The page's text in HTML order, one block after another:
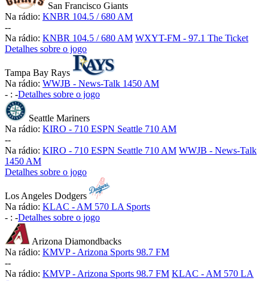
San Francisco Giants
Na rádio: KNBR 104.5 / 680 AM
--
Na rádio: KNBR 104.5 / 680 AM WXYT-FM - 97.1 The Ticket
Detalhes sobre o jogo
Tampa Bay Rays
Na rádio: WWJB - News-Talk 1450 AM
- : -Detalhes sobre o jogo
Seattle Mariners
Na rádio: KIRO - 710 ESPN Seattle 710 AM
--
Na rádio: KIRO - 710 ESPN Seattle 710 AM WWJB - News-Talk
1450 AM
Detalhes sobre o jogo
Los Angeles Dodgers
Na rádio: KLAC - AM 570 LA Sports
- : -Detalhes sobre o jogo
Arizona Diamondbacks
Na rádio: KMVP - Arizona Sports 98.7 FM
--
Na rádio: KMVP - Arizona Sports 98.7 FM KLAC - AM 570 LA